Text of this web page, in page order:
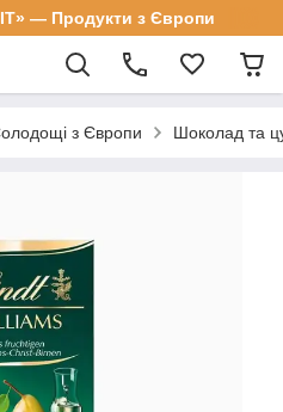
— Продукти з Європи
з Європи Шоколад та